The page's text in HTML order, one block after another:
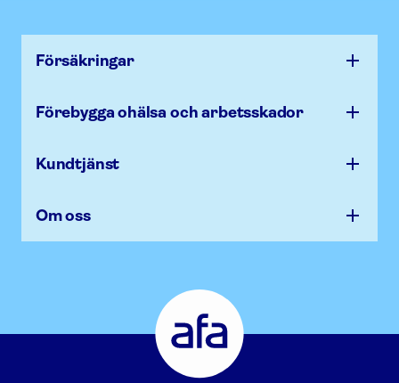
Försäk­ringar
Förebygga ohälsa och arbets­skador
Kundtjänst
Om oss
Försäkring
Gå
till
startsidan